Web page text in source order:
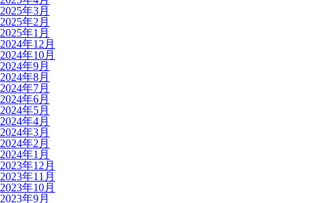
2025年3月
2025年2月
2025年1月
2024年12月
2024年10月
2024年9月
2024年8月
2024年7月
2024年6月
2024年5月
2024年4月
2024年3月
2024年2月
2024年1月
2023年12月
2023年11月
2023年10月
2023年9月